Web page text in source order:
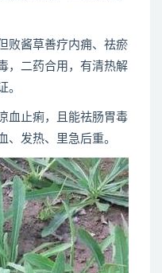
败酱草善疗内痈、祛瘀
，二药合用，有清热解
。
血止痢，且能祛肠胃毒
、发热、里急后重。